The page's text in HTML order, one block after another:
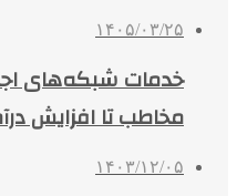
۱۴۰۵/۰۳/۲۵
مخاطب تا افزایش
۱۴۰۳/۱۲/۰۵